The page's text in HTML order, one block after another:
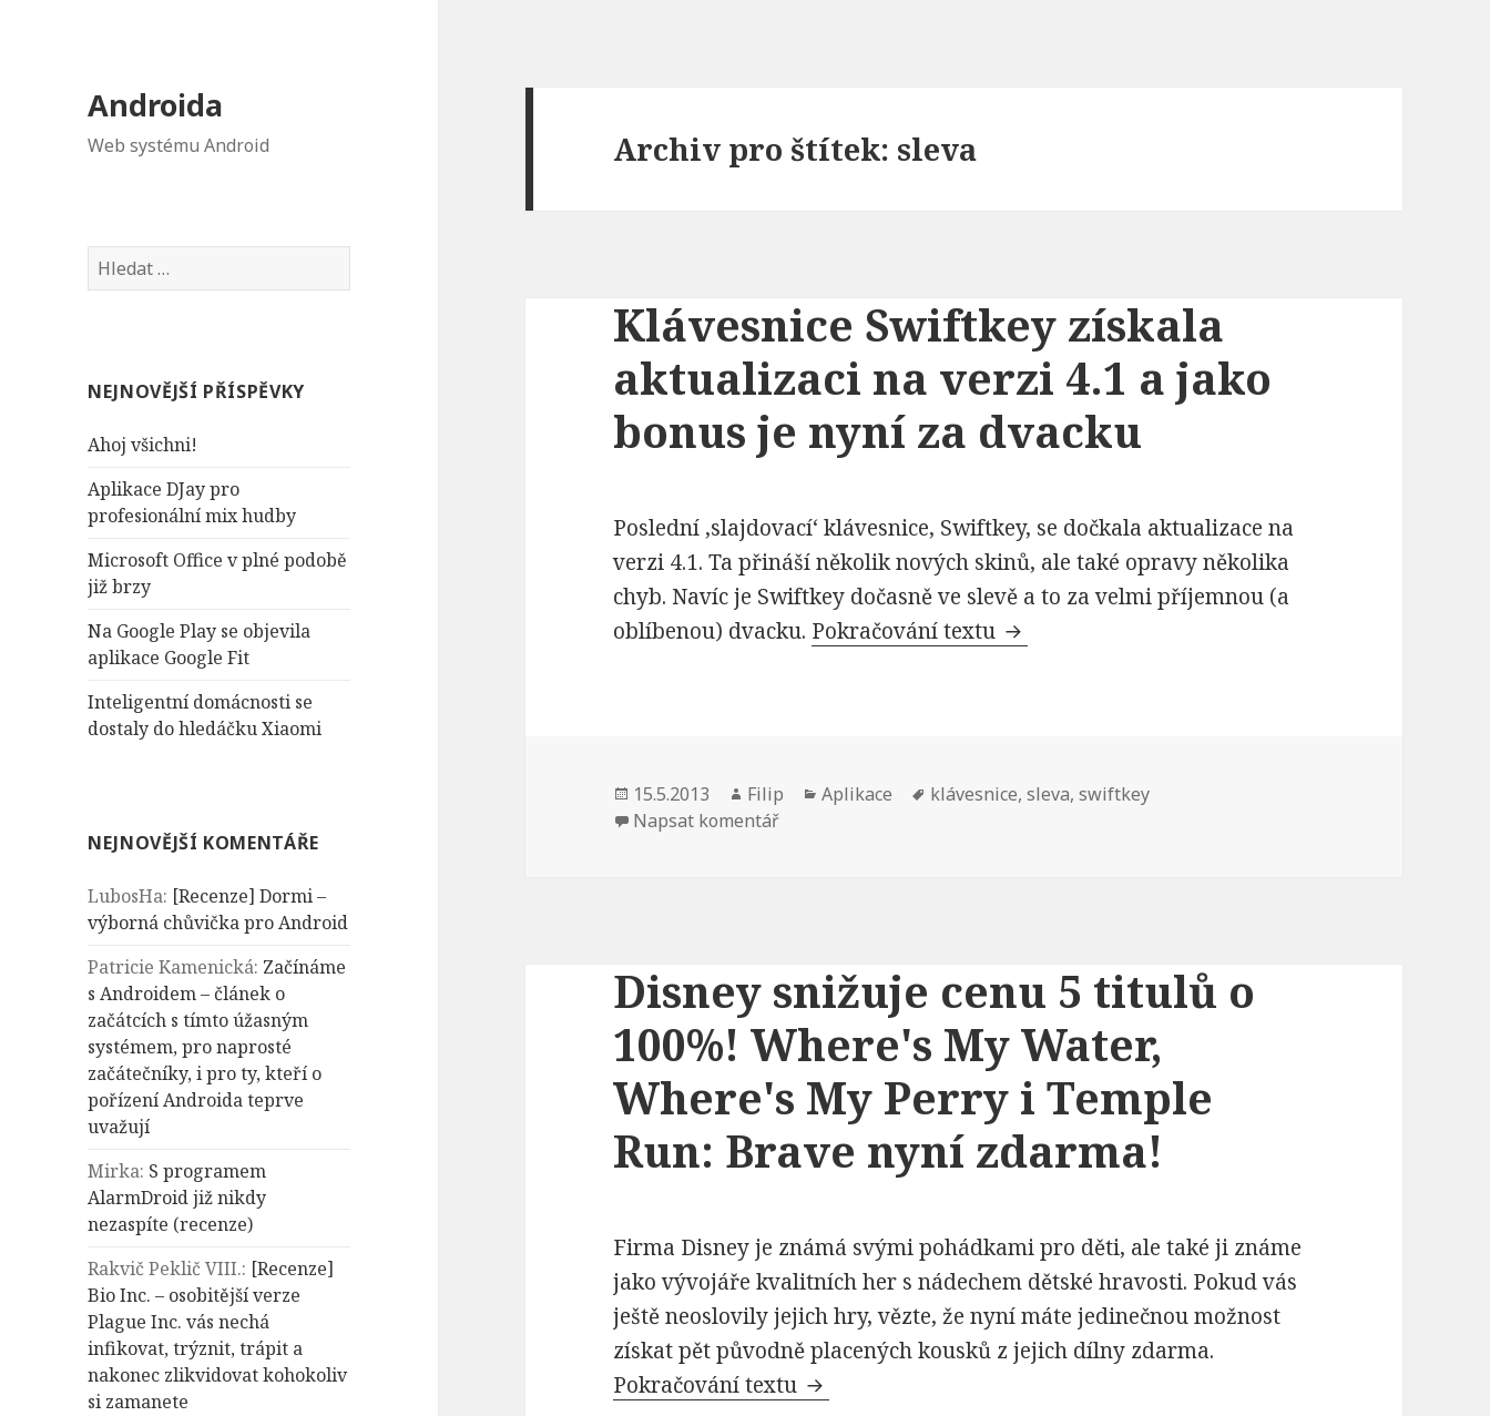
Androida
Web systému Android
V
y
d
v
n
í
NEJNOVĚJŠÍ PŘÍSPĚVKY
Ahoj všichni!
Aplikace DJay pro
profesionální mix hudby
Microsoft Office v plné podobě
již brzy
Na Google Play se objevila
aplikace Google Fit
Inteligentní domácnosti se
dostaly do hledáčku Xiaomi
NEJNOVĚJŠÍ KOMENTÁŘE
LubosHa: [Recenze] Dormi –
výborná chůvička pro Android
Patricie Kamenická: Začínáme
s Androidem – článek o
začátcích s tímto úžasným
systémem, pro naprosté
začátečníky, i pro ty, kteří o
pořízení Androida teprve
uvažují
Mirka: S programem
AlarmDroid již nikdy
nezaspíte (recenze)
Rakvič Peklič VIII.: [Recenze]
Bio Inc. – osobitější verze
Plague Inc. vás nechá
infikovat, trýznit, trápit a
nakonec zlikvidovat kohokoliv
si zamanete
Archiv pro štítek: sleva
Klávesnice Swiftkey získala
aktualizaci na verzi 4.1 a jako
bonus je nyní za dvacku
Poslední ‚slajdovací‘ klávesnice, Swiftkey, se dočkala aktualizace na
verzi 4.1. Ta přináší několik nových skinů, ale také opravy několika
chyb. Navíc je Swiftkey dočasně ve slevě a to za velmi příjemnou (a
oblíbenou) dvacku. Pokračování textu Klávesnice Swiftkey získala aktualizaci na
Publikováno:
15.5.2013 Autor:
Filip Rubriky:
Aplikace Štítky:
klávesnice,sleva,swiftkey
Napsat komentář
Disney snižuje cenu 5 titulů o
100%! Where's My Water,
Where's My Perry i Temple
Run: Brave nyní zdarma!
Firma Disney je známá svými pohádkami pro děti, ale také ji známe
jako vývojáře kvalitních her s nádechem dětské hravosti. Pokud vás
ještě neoslovily jejich hry, vězte, že nyní máte jedinečnou možnost
získat pět původně placených kousků z jejich dílny zdarma.
Pokračování textu Disney snižuje cenu 5 titulů o 100%! Where's My Water, Where's